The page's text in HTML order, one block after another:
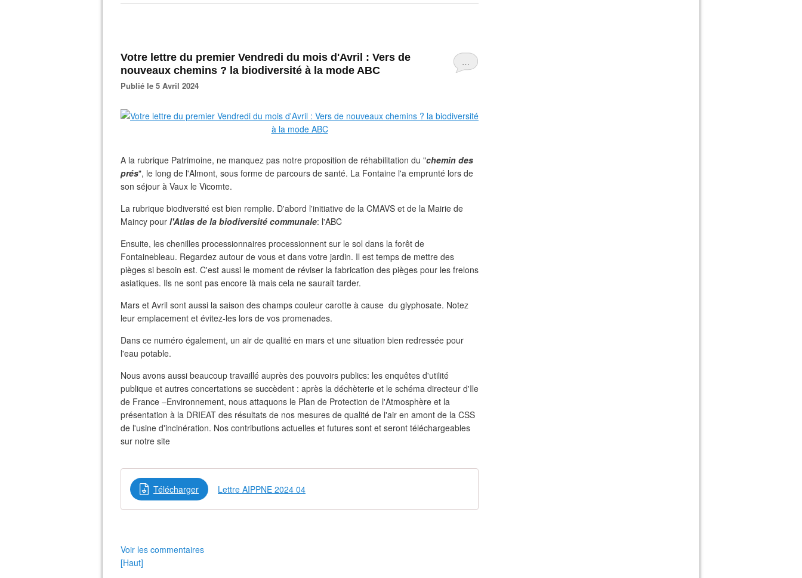
…
Votre lettre du premier Vendredi du mois d'Avril : Vers de
nouveaux chemins ? la biodiversité à la mode ABC
Publié le 5 Avril 2024
A la rubrique Patrimoine, ne manquez pas notre proposition de réhabilitation du "chemin des
prés", le long de l'Almont, sous forme de parcours de santé. La Fontaine l'a emprunté lors de
son séjour à Vaux le Vicomte.
La rubrique biodiversité est bien remplie. D'abord l'initiative de la CMAVS et de la Mairie de
Maincy pour l'Atlas de la biodiversité communale: l'ABC
Ensuite, les chenilles processionnaires processionnent sur le sol dans la forêt de
Fontainebleau. Regardez autour de vous et dans votre jardin. Il est temps de mettre des
pièges si besoin est. C'est aussi le moment de réviser la fabrication des pièges pour les frelons
asiatiques. Ils ne sont pas encore là mais cela ne saurait tarder.
Mars et Avril sont aussi la saison des champs couleur carotte à cause du glyphosate. Notez
leur emplacement et évitez-les lors de vos promenades.
Dans ce numéro également, un air de qualité en mars et une situation bien redressée pour
l'eau potable.
Nous avons aussi beaucoup travaillé auprès des pouvoirs publics: les enquêtes d'utilité
publique et autres concertations se succèdent : après la déchèterie et le schéma directeur d'Ile
de France –Environnement, nous attaquons le Plan de Protection de l'Atmosphère et la
présentation à la DRIEAT des résultats de nos mesures de qualité de l'air en amont de la CSS
de l'usine d'incinération. Nos contributions actuelles et futures sont et seront téléchargeables
sur notre site
Télécharger Lettre AIPPNE 2024 04
Voir les commentaires
[Haut]